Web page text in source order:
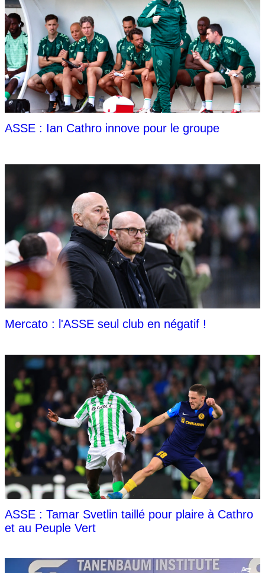
ASSE : Ian Cathro innove pour le groupe
Mercato : l'ASSE seul club en négatif !
ASSE : Tamar Svetlin taillé pour plaire à Cathro
et au Peuple Vert